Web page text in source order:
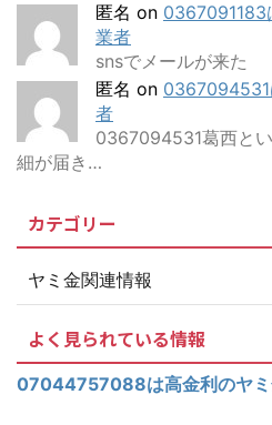
匿名 on 0367091183
業者
snsでメールが来た
匿名 on 0367094531
者
0367094531葛西と
細が届き…
カテゴリー
ヤミ金関連情報
よく見られている情報
07044757088は高金利のヤミ